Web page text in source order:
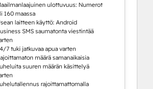
ulottuvuus: Numerot
160 maassa
laitteen käyttö: Android
SMS saumatonta viestintää
7 tuki jatkuvaa apua varten
määrä samanaikaisia
suuren määrän käsittelyä
rajoittamattomalla